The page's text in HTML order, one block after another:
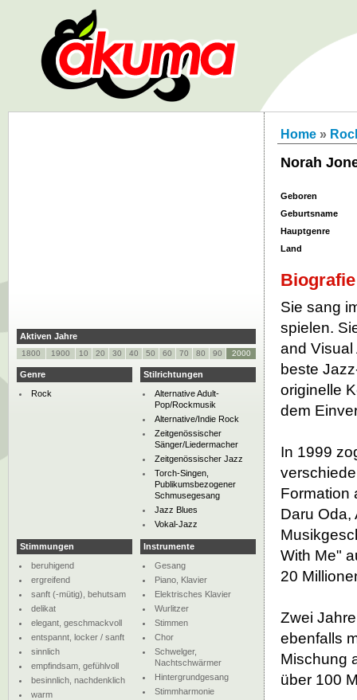
Home »
Norah
Geboren
Geburtsname
Hauptgenre
Land
Biografie
Sie sang
spielen.
and Visual
beste
originelle
dem
In 1999
Formation
Daru Oda,
With Me"
20
Zwei
ebenfalls
Mischung
über 100
Aktiven Jahre
1800 1900 10 20 30 40 50 60 70 80 90 2000
Genre
Rock
Stilrichtungen
Alternative Adult-
Pop/Rockmusik
Alternative/Indie Rock
Zeitgenössischer
Sänger/Liedermacher
Zeitgenössischer Jazz
Torch-Singen,
Publikumsbezogener
Schmusegesang
Jazz Blues
Vokal-Jazz
Stimmungen
beruhigend
ergreifend
sanft (-mütig), behutsam
delikat
elegant, geschmackvoll
entspannt, locker / sanft
sinnlich
empfindsam, gefühlvoll
besinnlich, nachdenklich
warm
Instrumente
Gesang
Piano, Klavier
Elektrisches Klavier
Wurlitzer
Stimmen
Chor
Schwelger,
Nachtschwärmer
Hintergrundgesang
Stimmharmonie